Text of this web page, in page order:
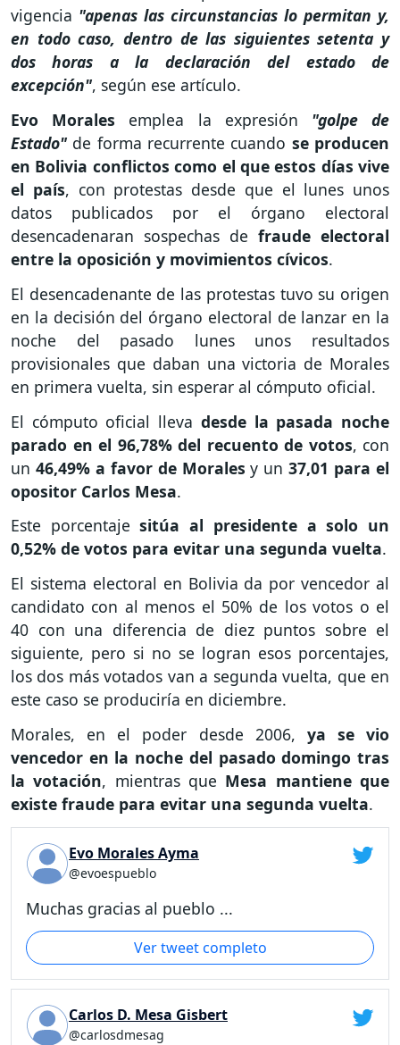
vigencia "apenas las circunstancias lo permitan y,
en todo caso, dentro de las siguientes setenta y
dos horas a la declaración del estado de
excepción", según ese artículo.
Evo Morales emplea la expresión "golpe de
Estado" de forma recurrente cuando se producen
en Bolivia conflictos como el que estos días vive
el país, con protestas desde que el lunes unos
datos publicados por el órgano electoral
desencadenaran sospechas de fraude electoral
entre la oposición y movimientos cívicos.
El desencadenante de las protestas tuvo su origen
en la decisión del órgano electoral de lanzar en la
noche del pasado lunes unos resultados
provisionales que daban una victoria de Morales
en primera vuelta, sin esperar al cómputo oficial.
El cómputo oficial lleva desde la pasada noche
parado en el 96,78% del recuento de votos, con
un 46,49% a favor de Morales y un 37,01 para el
opositor Carlos Mesa.
Este porcentaje sitúa al presidente a solo un
0,52% de votos para evitar una segunda vuelta.
El sistema electoral en Bolivia da por vencedor al
candidato con al menos el 50% de los votos o el
40 con una diferencia de diez puntos sobre el
siguiente, pero si no se logran esos porcentajes,
los dos más votados van a segunda vuelta, que en
este caso se produciría en diciembre.
Morales, en el poder desde 2006, ya se vio
vencedor en la noche del pasado domingo tras
la votación, mientras que Mesa mantiene que
existe fraude para evitar una segunda vuelta.
Evo Morales Ayma
@evoespueblo
Muchas gracias al pueblo ...
Ver tweet completo
Carlos D. Mesa Gisbert
@carlosdmesag